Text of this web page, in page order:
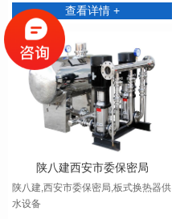
查看详情 +
陕八建西安市委保密局
陕八建,西安市委保密局,板式换热器供
水设备